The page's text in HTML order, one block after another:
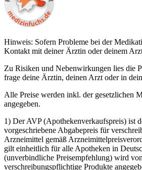
Hinweis: Sofern Probleme bei der
Kontakt mit deiner Ärztin oder deinem
Zu Risiken und Nebenwirkungen lies die
frage deine Ärztin, deinen Arzt oder in
Alle Preise werden inkl. der gesetzlichen
angegeben.
1) Der AVP (Apothekenverkaufspreis) ist
vorgeschriebene Abgabepreis für
Arzneimittel gemäß
gilt einheitlich für alle Apotheken in
(unverbindliche Preisempfehlung) wird
verschreibungspflichtige Produkte